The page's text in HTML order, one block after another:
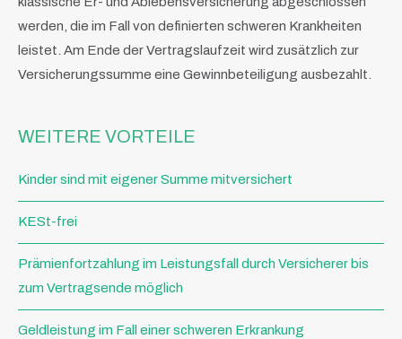
werden, die im Fall von definierten schweren Krankheiten
leistet. Am Ende der Vertragslaufzeit wird zusätzlich zur
Versicherungssumme eine Gewinnbeteiligung ausbezahlt.
WEITERE VORTEILE
Kinder sind mit eigener Summe mitversichert
KESt-frei
Prämienfortzahlung im Leistungsfall durch Versicherer bis
zum Vertragsende möglich
Geldleistung im Fall einer schweren Erkrankung